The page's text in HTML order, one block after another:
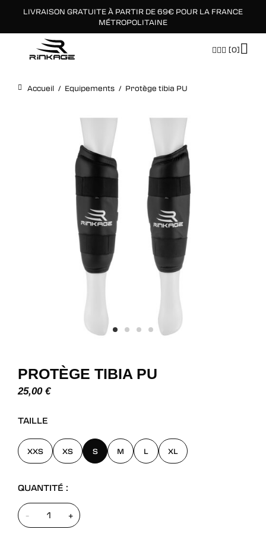
LIVRAISON GRATUITE À PARTIR DE 69€ POUR LA FRANCE
MÉTROPOLITAINE
[0]
Accueil / Equipements / Protège tibia PU
PROTÈGE TIBIA PU
25,00 €
TAILLE
XXS XS S M L XL
QUANTITÉ :
- +